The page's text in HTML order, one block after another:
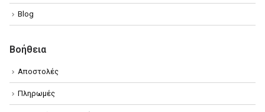
Blog
Βοήθεια
Αποστολές
Πληρωμές